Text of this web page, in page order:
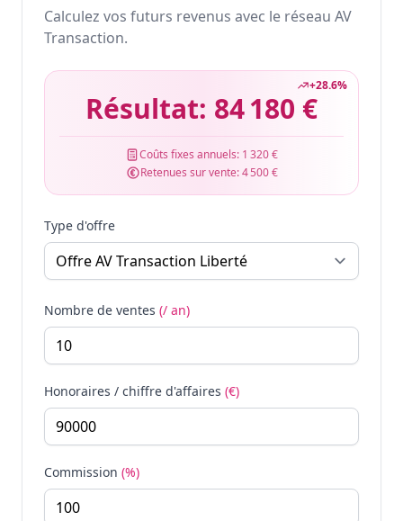
Calculez vos futurs revenus avec le réseau AV
Transaction.
+28.6%
Résultat: 84 180 €
Coûts fixes annuels: 1 320 €
Retenues sur vente:4 500 €
Type d'offre
Nombre de ventes (/ an)
Honoraires / chiffre d'affaires (€)
Commission (%)